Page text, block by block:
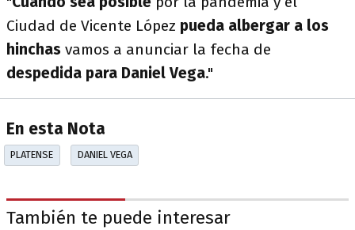
Ciudad de Vicente López pueda albergar a los
hinchas vamos a anunciar la fecha de
despedida para Daniel Vega."
En esta Nota
PLATENSE DANIEL VEGA
También te puede interesar